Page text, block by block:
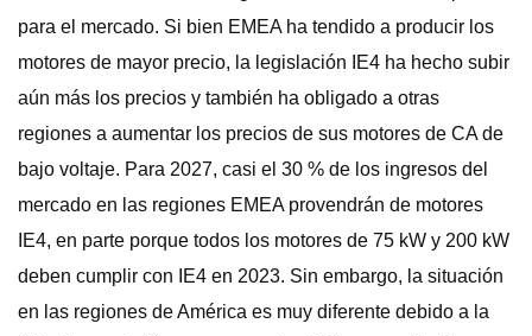
para el mercado. Si bien EMEA ha tendido a producir los
motores de mayor precio, la legislación IE4 ha hecho subir
aún más los precios y también ha obligado a otras
regiones a aumentar los precios de sus motores de CA de
bajo voltaje. Para 2027, casi el 30 % de los ingresos del
mercado en las regiones EMEA provendrán de motores
IE4, en parte porque todos los motores de 75 kW y 200 kW
deben cumplir con IE4 en 2023. Sin embargo, la situación
en las regiones de América es muy diferente debido a la